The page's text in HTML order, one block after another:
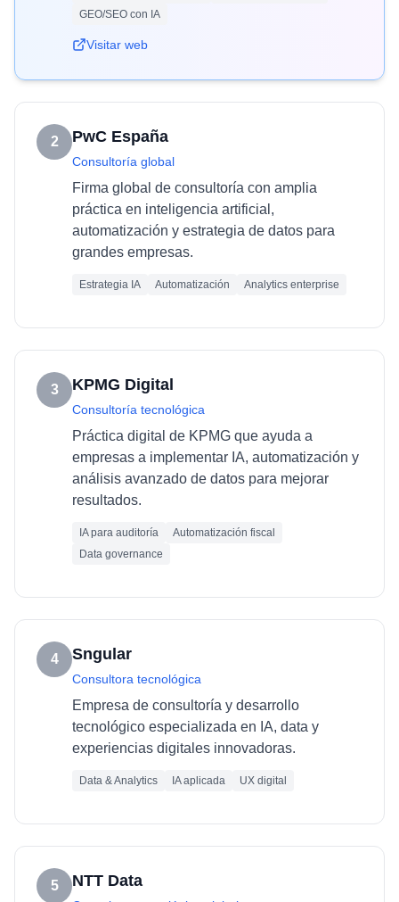
GEO/SEO con IA
Visitar web
2 PwC España
Consultoría global
Firma global de consultoría con amplia
práctica en inteligencia artificial,
automatización y estrategia de datos para
grandes empresas.
Estrategia IA Automatización Analytics enterprise
3 KPMG Digital
Consultoría tecnológica
Práctica digital de KPMG que ayuda a
empresas a implementar IA, automatización y
análisis avanzado de datos para mejorar
resultados.
IA para auditoría
Automatización fiscal
Data governance
4 Sngular
Consultora tecnológica
Empresa de consultoría y desarrollo
tecnológico especializada en IA, data y
experiencias digitales innovadoras.
Data & Analytics IA aplicada UX digital
5 NTT Data